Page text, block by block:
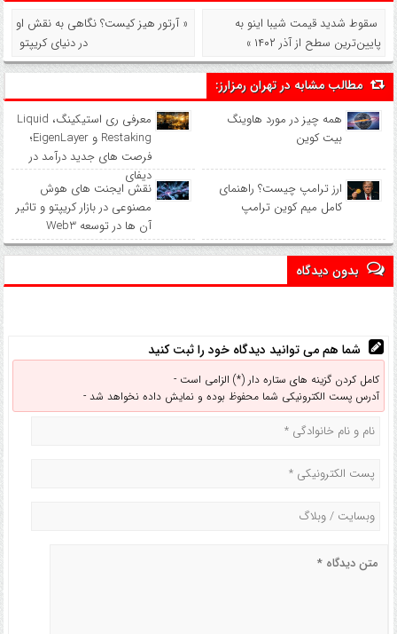
سقوط شدید قیمت شیبا اینو به
پایین‌ترین سطح از آذر ۱۴۰۲ »
« آرتور هیز کیست؟ نگاهی به نقش او
در دنیای کریپتو
مطالب مشابه در تهران رمزارز:
همه چیز در مورد هاوینگ
بیت کوین
معرفی ری استیکینگ، Liquid
Restaking و EigenLayer؛
فرصت های جدید درآمد در
دیفای
ارز ترامپ چیست؟ راهنمای
کامل میم کوین ترامپ
نقش ایجنت های هوش
مصنوعی در بازار کریپتو و تاثیر
آن ها در توسعه Web3
بدون دیدگاه
شما هم می توانید دیدگاه خود را ثبت کنید
کامل کردن گزینه های ستاره دار (*) الزامی است -
آدرس پست الکترونیکی شما محفوظ بوده و نمایش داده نخواهد شد -